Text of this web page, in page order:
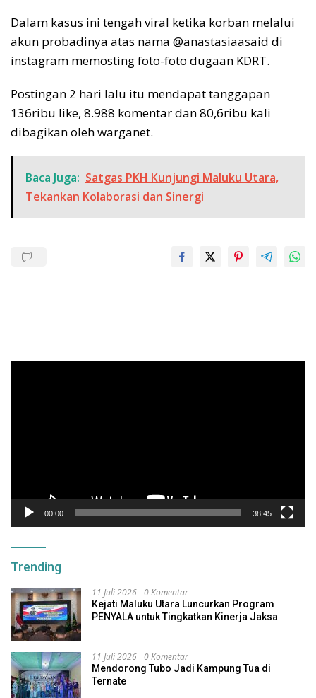
Dalam kasus ini tengah viral ketika korban melalui
akun probadinya atas nama @anastasiaasaid di
instagram memosting foto-foto dugaan KDRT.
Postingan 2 hari lalu itu mendapat tanggapan
136ribu like, 8.988 komentar dan 80,6ribu kali
dibagikan oleh warganet.
Baca Juga: Satgas PKH Kunjungi Maluku Utara,
Tekankan Kolaborasi dan Sinergi
00:00 38:45
Trending
11 Juli 2026 0 Komentar
Kejati Maluku Utara Luncurkan Program
PENYALA untuk Tingkatkan Kinerja Jaksa
11 Juli 2026 0 Komentar
Mendorong Tubo Jadi Kampung Tua di
Ternate